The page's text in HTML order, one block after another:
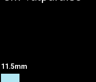
11.5mm